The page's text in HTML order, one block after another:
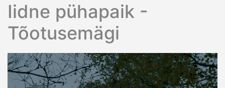
Iidne pühapaik -
Tõotusemägi